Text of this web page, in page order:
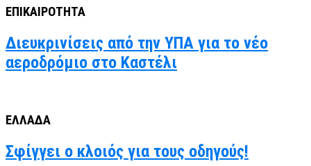
ΕΠΙΚΑΙΡΟΤΗΤΑ
Διευκρινίσεις από την ΥΠΑ για το νέο
αεροδρόμιο στο Καστέλι
ΕΛΛΑΔΑ
Σφίγγει ο κλοιός για τους οδηγούς!